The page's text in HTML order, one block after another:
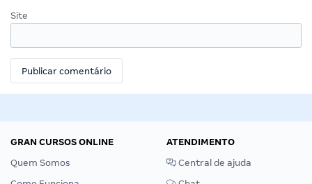
Site
GRAN CURSOS ONLINE
Quem Somos
ATENDIMENTO
Central de ajuda